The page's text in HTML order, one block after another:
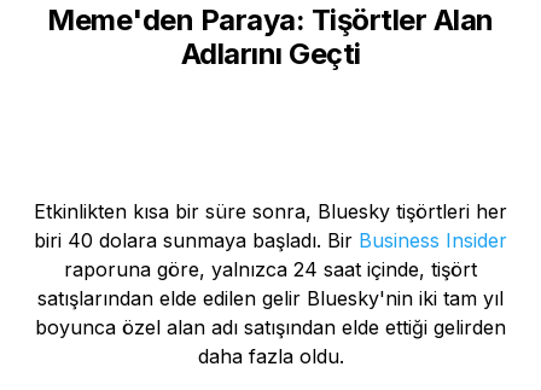
Meme'den Paraya: Tişörtler Alan
Adlarını Geçti
Etkinlikten kısa bir süre sonra, Bluesky tişörtleri her
biri 40 dolara sunmaya başladı. Bir Business Insider
raporuna göre, yalnızca 24 saat içinde, tişört
satışlarından elde edilen gelir Bluesky'nin iki tam yıl
boyunca özel alan adı satışından elde ettiği gelirden
daha fazla oldu.